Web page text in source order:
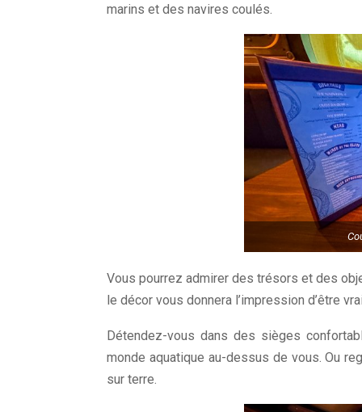
marins et des navires coulés.
Vous pourrez admirer des trésors et des
le décor vous donnera l’impression d’être
Détendez-vous dans des sièges
monde aquatique au-dessus de vous. Ou
sur terre.